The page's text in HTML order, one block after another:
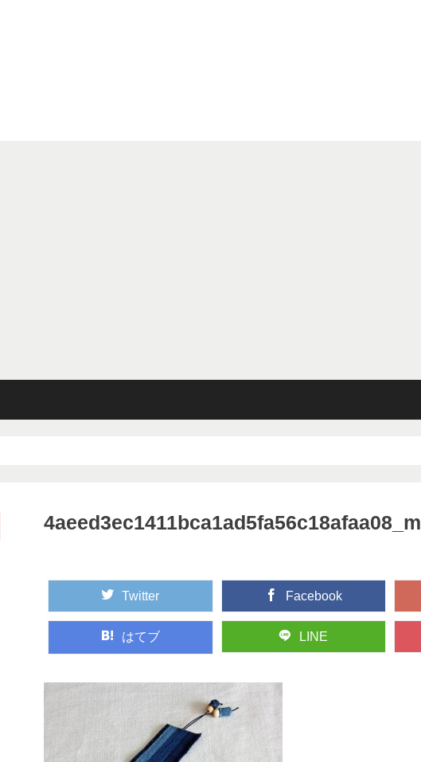
4aeed3ec1411bca1ad5fa56c18afaa08_m
Twitter Facebook
はてブ LINE